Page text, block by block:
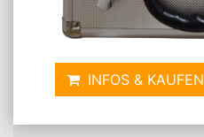
INFOS & KAUFEN